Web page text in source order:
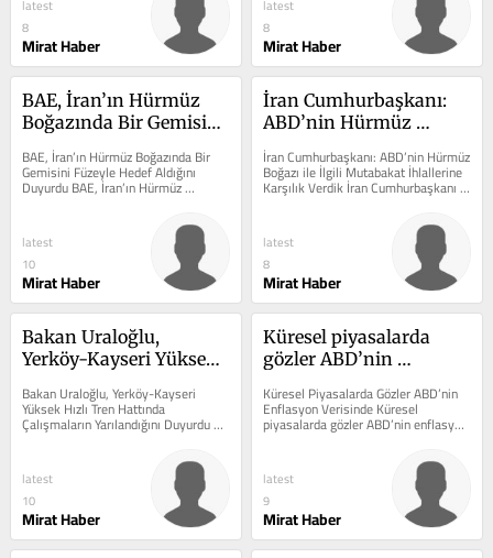
latest
8
Mirat Haber
latest
8
Mirat Haber
BAE, İran’ın Hürmüz
Boğazında Bir Gemisini
Duyurdu
BAE, İran’ın Hürmüz Boğazında Bir
Gemisini Füzeyle Hedef Aldığını
Duyurdu BAE, İran’ın Hürmüz
Boğazında bir gemisini füzeyle...
latest
10
Mirat Haber
İran Cumhurbaşkanı:
ABD’nin Hürmüz
Mutabakat İhlallerine
Karşılık Verdik
İran Cumhurbaşkanı: ABD’nin Hürmüz
Boğazı ile İlgili Mutabakat İhlallerine
Karşılık Verdik İran Cumhurbaşkanı
ABD Hürmüz Boğazı...
latest
8
Mirat Haber
Bakan Uraloğlu,
Yerköy-Kayseri Yüksek
Çalışmaların
Yarılandığını Duyurdu
Bakan Uraloğlu, Yerköy-Kayseri
Yüksek Hızlı Tren Hattında
Çalışmaların Yarılandığını Duyurdu
Bakan Uraloğlu, Yerköy-Kayseri
latest
10
Mirat Haber
Küresel piyasalarda
gözler ABD’nin
Küresel Piyasalarda Gözler ABD’nin
Enflasyon Verisinde Küresel
piyasalarda gözler ABD’nin enflasyon
verisinde konusunda önemli
latest
9
Mirat Haber